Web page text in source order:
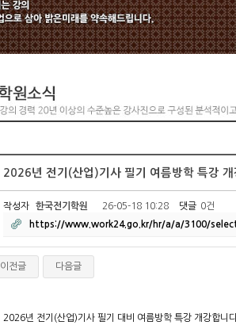
2026년 전기(산업)기사 필기 여름방학 특강
작성자 한국전기학원 26-05-18 10:28 댓글 0건
https://www.work24.go.kr/hr/a/a/3100/
이전글 다음글
2026년 전기(산업)기사 필기 대비 여름방학 특강 개강합니